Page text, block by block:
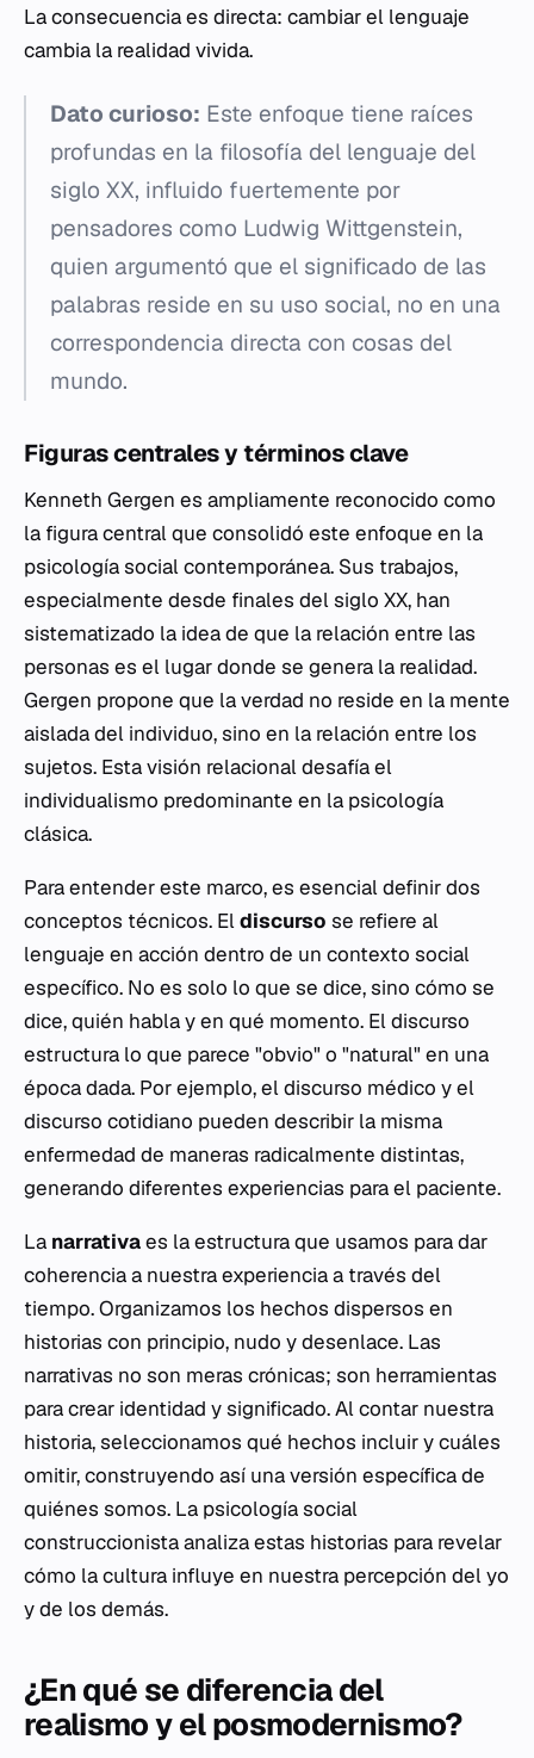
La consecuencia es directa: cambiar el lenguaje
cambia la realidad vivida.
Dato curioso: Este enfoque tiene raíces
profundas en la filosofía del lenguaje del
siglo XX, influido fuertemente por
pensadores como Ludwig Wittgenstein,
quien argumentó que el significado de las
palabras reside en su uso social, no en una
correspondencia directa con cosas del
mundo.
Figuras centrales y términos clave
Kenneth Gergen es ampliamente reconocido como
la figura central que consolidó este enfoque en la
psicología social contemporánea. Sus trabajos,
especialmente desde finales del siglo XX, han
sistematizado la idea de que la relación entre las
personas es el lugar donde se genera la realidad.
Gergen propone que la verdad no reside en la mente
aislada del individuo, sino en la relación entre los
sujetos. Esta visión relacional desafía el
individualismo predominante en la psicología
clásica.
Para entender este marco, es esencial definir dos
conceptos técnicos. Eldiscurso se refiere al
lenguaje en acción dentro de un contexto social
específico. No es solo lo que se dice, sino cómo se
dice, quién habla y en qué momento. El discurso
estructura lo que parece "obvio" o "natural" en una
época dada. Por ejemplo, el discurso médico y el
discurso cotidiano pueden describir la misma
enfermedad de maneras radicalmente distintas,
generando diferentes experiencias para el paciente.
La narrativaes la estructura que usamos para dar
coherencia a nuestra experiencia a través del
tiempo. Organizamos los hechos dispersos en
historias con principio, nudo y desenlace. Las
narrativas no son meras crónicas; son herramientas
para crear identidad y significado. Al contar nuestra
historia, seleccionamos qué hechos incluir y cuáles
omitir, construyendo así una versión específica de
quiénes somos. La psicología social
construccionista analiza estas historias para revelar
cómo la cultura influye en nuestra percepción del yo
y de los demás.
¿En qué se diferencia del
realismo y el posmodernismo?